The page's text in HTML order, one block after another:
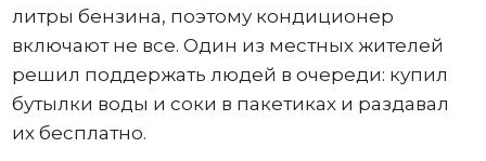
литры бензина, поэтому кондиционер
включают не все. Один из местных жителей
решил поддержать людей в очереди: купил
бутылки воды и соки в пакетиках и раздавал
их бесплатно.